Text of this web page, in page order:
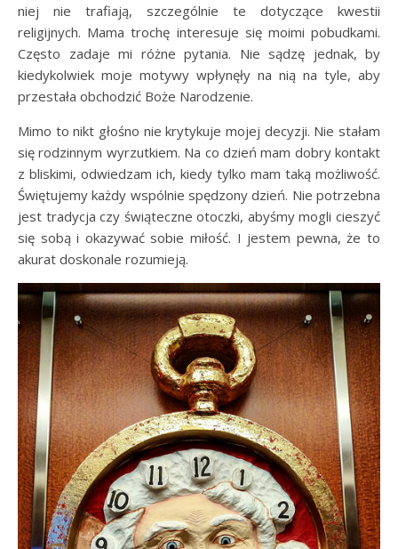
niej nie trafiają, szczególnie te dotyczące kwestii
religijnych. Mama trochę interesuje się moimi pobudkami.
Często zadaje mi różne pytania. Nie sądzę jednak, by
kiedykolwiek moje motywy wpłynęły na nią na tyle, aby
przestała obchodzić Boże Narodzenie.
Mimo to nikt głośno nie krytykuje mojej decyzji. Nie stałam
się rodzinnym wyrzutkiem. Na co dzień mam dobry kontakt
z bliskimi, odwiedzam ich, kiedy tylko mam taką możliwość.
Świętujemy każdy wspólnie spędzony dzień. Nie potrzebna
jest tradycja czy świąteczne otoczki, abyśmy mogli cieszyć
się sobą i okazywać sobie miłość. I jestem pewna, że to
akurat doskonale rozumieją.